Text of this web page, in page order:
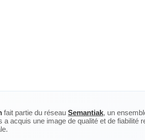
fait partie du réseau Semantiak, un
a acquis une image de qualité et de fiabilité